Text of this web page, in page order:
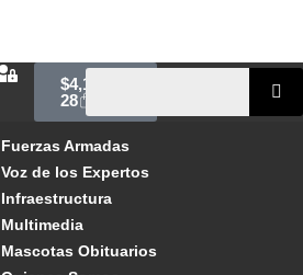
$4,100.00
28
Fuerzas Armadas
Voz de los Expertos
Infraestructura
Multimedia
Mascotas Obituarios